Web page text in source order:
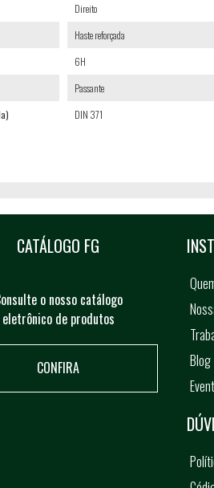
Direito
Haste reforçada
6H
Passante
DIN 371
CATÁLOGO FG
o nosso catálogo
eletrônico de produtos
CONFIRA
Blog